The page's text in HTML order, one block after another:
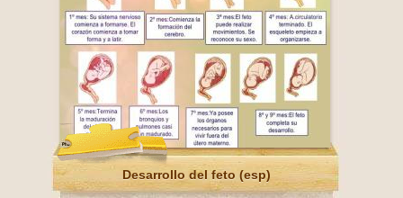
Desarrollo del feto (esp)